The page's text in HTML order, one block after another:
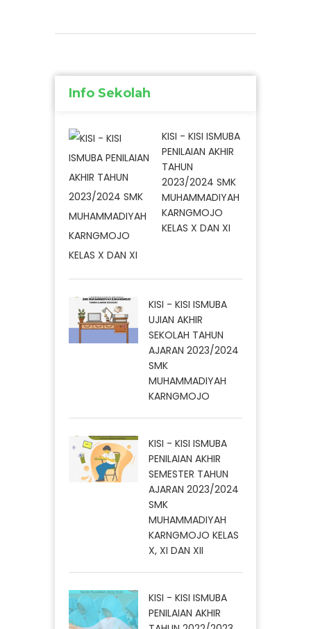
Info Sekolah
KISI - KISI ISMUBA
PENILAIAN AKHIR
TAHUN
2023/2024 SMK
MUHAMMADIYAH
KARNGMOJO
KELAS X DAN XI
KISI - KISI ISMUBA
UJIAN AKHIR
SEKOLAH TAHUN
AJARAN 2023/2024
SMK
MUHAMMADIYAH
KARNGMOJO
KISI - KISI ISMUBA
PENILAIAN AKHIR
SEMESTER TAHUN
AJARAN 2023/2024
SMK
MUHAMMADIYAH
KARNGMOJO KELAS
X, XI DAN XII
KISI - KISI ISMUBA
PENILAIAN AKHIR